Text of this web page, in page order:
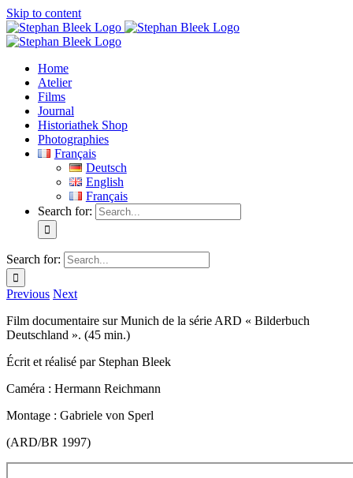
Skip to content
Home
Atelier
Films
Journal
Historiathek Shop
Photographies
Français
Deutsch
English
Français
Search for:
Search for:
Previous Next
Film documentaire sur Munich de la série ARD « Bilderbuch
Deutschland ». (45 min.)
Écrit et réalisé par Stephan Bleek
Caméra : Hermann Reichmann
Montage : Gabriele von Sperl
(ARD/BR 1997)